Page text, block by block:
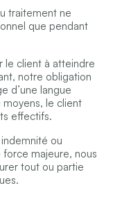
traitement ne
que pendant
le client à atteindre
notre obligation
d’une langue
le client
effectifs.
ou
majeure, nous
tout ou partie